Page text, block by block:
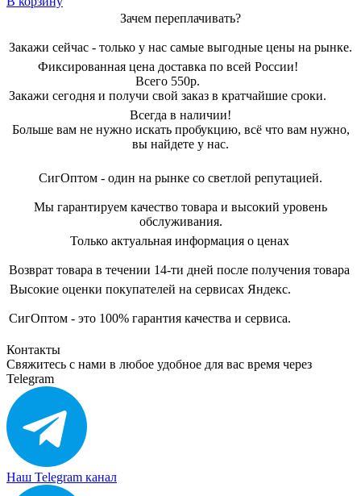
Зачем переплачивать?
Закажи сейчас - только у нас самые выгодные цены на рынке.
Фиксированная цена доставка по всей России!
Всего 550р.
Закажи сегодня и получи свой заказ в кратчайшие сроки.
Всегда в наличии!
Больше вам не нужно искать пробукцию, всё что вам нужно,
вы найдете у нас.
СигОптом - один на рынке со светлой репутацией.
Мы гарантируем качество товара и высокий уровень
обслуживания.
Только актуальная информация о ценах
Возврат товара в течении 14-ти дней после получения товара
Высокие оценки покупателей на сервисах Яндекс.
СигОптом - это 100% гарантия качества и сервиса.
Контакты
Свяжитесь с нами в любое удобное для вас время через
Telegram
Наш Telegram канал